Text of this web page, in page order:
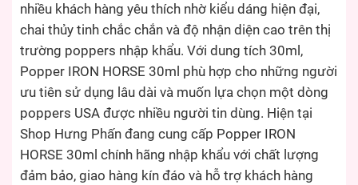
nhiều khách hàng yêu thích nhờ kiểu dáng hiện đại,
chai thủy tinh chắc chắn và độ nhận diện cao trên thị
trường poppers nhập khẩu. Với dung tích 30ml,
Popper IRON HORSE 30ml phù hợp cho những người
ưu tiên sử dụng lâu dài và muốn lựa chọn một dòng
poppers USA được nhiều người tin dùng. Hiện tại
Shop Hưng Phấn đang cung cấp Popper IRON
HORSE 30ml chính hãng nhập khẩu với chất lượng
đảm bảo, giao hàng kín đáo và hỗ trợ khách hàng